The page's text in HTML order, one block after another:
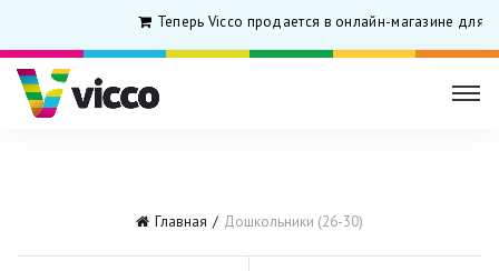
Теперь Vicco продается в онлайн-магазине для
Главная Дошкольники (26-30)